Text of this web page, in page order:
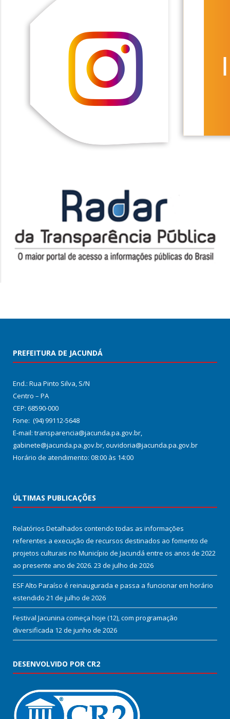
PREFEITURA DE JACUNDÁ
End.: Rua Pinto Silva, S/N
Centro – PA
CEP: 68590-000
Fone: (94) 99112-5648
E-mail: transparencia@jacunda.pa.gov.br,
gabinete@jacunda.pa.gov.br, ouvidoria@jacunda.pa.gov.br
Horário de atendimento: 08:00 às 14:00
ÚLTIMAS PUBLICAÇÕES
Relatórios Detalhados contendo todas as informações
referentes a execução de recursos destinados ao fomento de
projetos culturais no Município de Jacundá entre os anos de 2022
ao presente ano de 2026. 23 de julho de 2026
ESF Alto Paraíso é reinaugurada e passa a funcionar em horário
estendido 21 de julho de 2026
Festival Jacunina começa hoje (12), com programação
diversificada 12 de junho de 2026
DESENVOLVIDO POR CR2